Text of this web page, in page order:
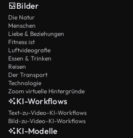
Bilder
Die Natur
Menschen
Liebe & Beziehungen
Fitness ist
Luftvideografie
Essen & Trinken
Reisen
Der Transport
Technologie
Zoom virtuelle Hintergründe
KI-Workflows
Text-zu-Video-KI-Workflows
Bild-zu-Video-KI-Workflows
KI-Modelle